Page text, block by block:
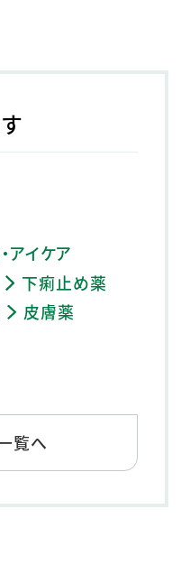
アイケア
下痢止め薬
皮膚薬
覧へ